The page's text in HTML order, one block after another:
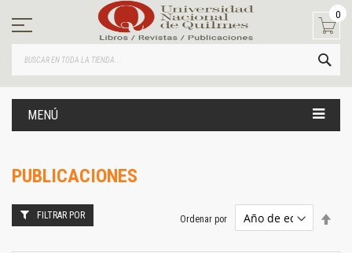
contenido
0
MENÚ
PUBLICACIONES
Ordenar por
FILTRAR POR